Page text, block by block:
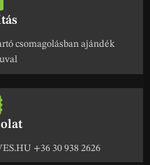
csomagolásban ajándék
+36 30 938 2626